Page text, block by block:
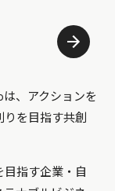
、アクションを
を目指す共創
指す企業・自